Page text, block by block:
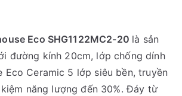
Eco SHG1122MC2-20 là sản
đường kính 20cm, lớp chống dính
Eco Ceramic 5 lớp siêu bền, truyền
năng lượng đến 30%. Đáy từ